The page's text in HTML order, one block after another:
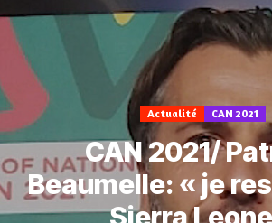
Actualité CAN 2021
CAN 2021/
Beaumelle: « je